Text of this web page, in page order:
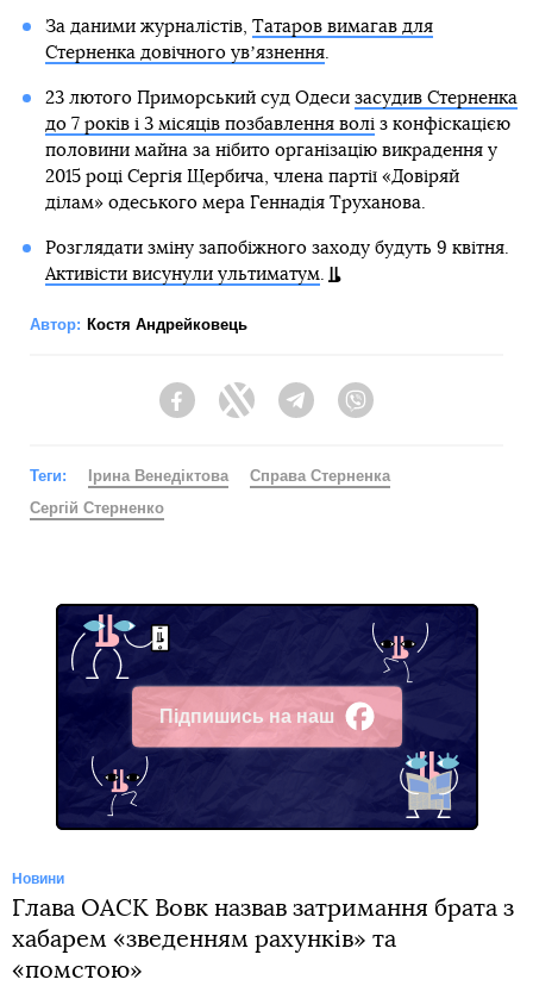
За даними журналістів, Татаров вимагав для
Стерненка довічного увʼязнення.
23 лютого Приморський суд Одеси засудив Стерненка
до 7 років і 3 місяців позбавлення воліз конфіскацією
половини майна за нібито організацію викрадення у
2015 році Сергія Щербича, члена партії «Довіряй
ділам» одеського мера Геннадія Труханова.
Розглядати зміну запобіжного заходу будуть 9 квітня.
Активісти висунули ультиматум.
Автор: Костя Андрейковець
FacebookTwitter Telegram
Теги: Ірина Венедіктова
Справа Стерненка
Сергій Стерненко
Підпишись на наш
Facebook
Новини
Глава ОАСК Вовк назвав затримання брата з
хабарем «зведенням рахунків» та
«помстою»